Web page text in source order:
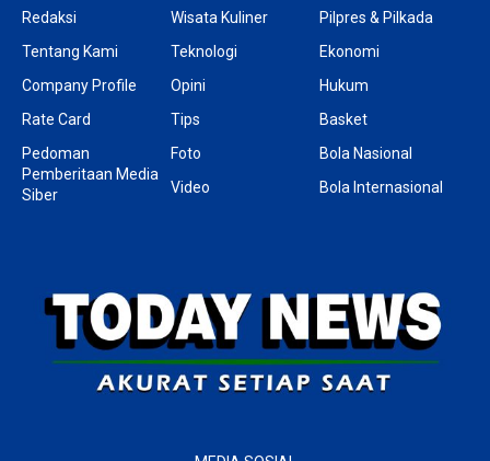
Redaksi
Tentang Kami
Company Profile
Rate Card
Pedoman
Pemberitaan Media
Siber
Wisata Kuliner
Teknologi
Opini
Tips
Foto
Video
Pilpres & Pilkada
Ekonomi
Hukum
Basket
Bola Nasional
Bola Internasional